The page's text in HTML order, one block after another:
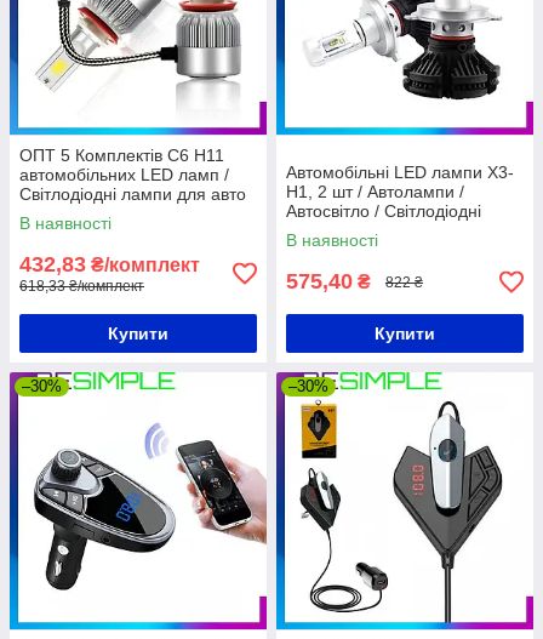
ОПТ 5 Комплектів C6 H11
автомобільних LED ламп /
Світлодіодні лампи для авто
В наявності
432,83 ₴/комплект
618,33 ₴/комплект
Купити
Автомобільні LED лампи X3-
H1, 2 шт / Автолампи /
Автосвітло / Світлодіодні
лампочки / Комплект ламп
В наявності
575,40 ₴ 822 ₴
Купити
–30% –30%